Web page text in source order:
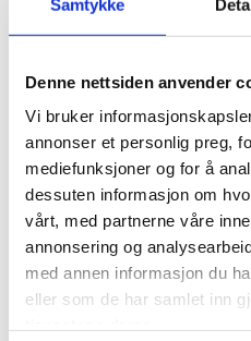
Samtykke
Denne nettsiden anvender
Vi bruker
annonser et personlig preg,
mediefunksjoner og for å
dessuten informasjon om
vårt, med partnerne våre
annonsering og
med annen informasjon du
eller som de har samlet inn
Les hele den digitale
Årsrapport 2021
Previous article